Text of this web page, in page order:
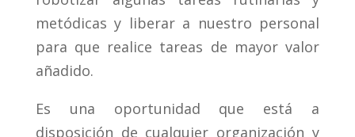
metódicas y liberar a nuestro personal
para que realice tareas de mayor valor
añadido.
Es una oportunidad que está a
disposición de cualquier organización y